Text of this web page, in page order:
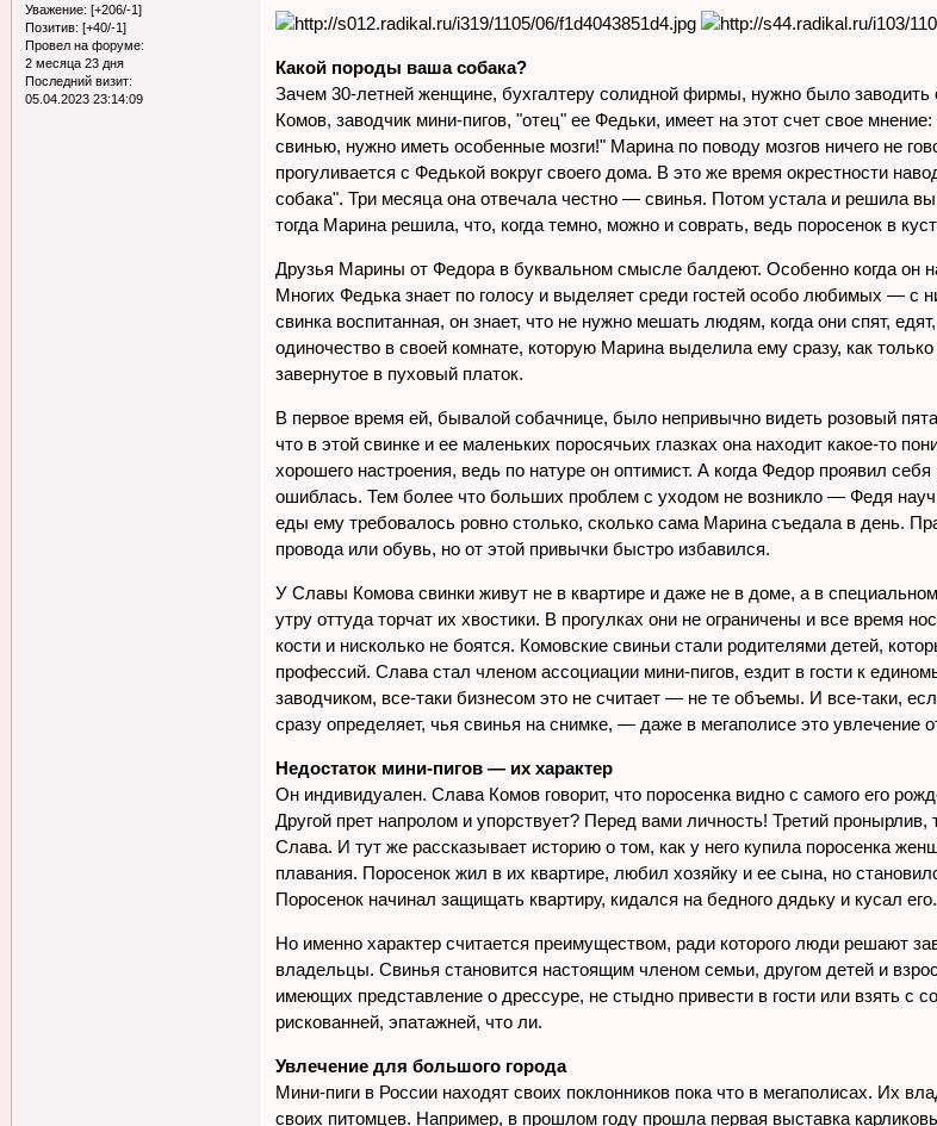
Уважение: [+206/-1]
Позитив: [+40/-1]
Провел на форуме:
2 месяца 23 дня
Последний визит:
05.04.2023 23:14:09
Какой породы ваша собака?
Зачем 30-летней женщине, бухгалтеру солидной фирмы, нужно было
Комов, заводчик мини-пигов, "отец" ее Федьки, имеет на этот счет свое
свинью, нужно иметь особенные мозги!" Марина по поводу мозгов ничего не
прогуливается с Федькой вокруг своего дома. В это же время окрестности
собака". Три месяца она отвечала честно — свинья. Потом устала и решила
тогда Марина решила, что, когда темно, можно и соврать, ведь поросенок в
Друзья Марины от Федора в буквальном смысле балдеют. Особенно когда он
Многих Федька знает по голосу и выделяет среди гостей особо любимых —
свинка воспитанная, он знает, что не нужно мешать людям, когда они спят,
одиночество в своей комнате, которую Марина выделила ему сразу, как
завернутое в пуховый платок.
В первое время ей, бывалой собачнице, было непривычно видеть розовый
что в этой свинке и ее маленьких поросячьих глазках она находит какое-
хорошего настроения, ведь по натуре он оптимист. А когда Федор проявил
ошиблась. Тем более что больших проблем с уходом не возникло — Федя
еды ему требовалось ровно столько, сколько сама Марина съедала в день.
провода или обувь, но от этой привычки быстро избавился.
У Славы Комова свинки живут не в квартире и даже не в доме, а в
утру оттуда торчат их хвостики. В прогулках они не ограничены и все время
кости и нисколько не боятся. Комовские свиньи стали родителями детей,
профессий. Слава стал членом ассоциации мини-пигов, ездит в гости к
заводчиком, все-таки бизнесом это не считает — не те объемы. И все-таки,
сразу определяет, чья свинья на снимке, — даже в мегаполисе это увлечение
Недостаток мини-пигов — их характер
Он индивидуален. Слава Комов говорит, что поросенка видно с самого его
Другой прет напролом и упорствует? Перед вами личность! Третий
Слава. И тут же рассказывает историю о том, как у него купила поросенка
плавания. Поросенок жил в их квартире, любил хозяйку и ее сына, но
Поросенок начинал защищать квартиру, кидался на бедного дядьку и кусал его.
Но именно характер считается преимуществом, ради которого люди решают
владельцы. Свинья становится настоящим членом семьи, другом детей и
имеющих представление о дрессуре, не стыдно привести в гости или взять с
рискованней, эпатажней, что ли.
Увлечение для большого города
Мини-пиги в России находят своих поклонников пока что в мегаполисах. Их
своих питомцев. Например, в прошлом году прошла первая выставка